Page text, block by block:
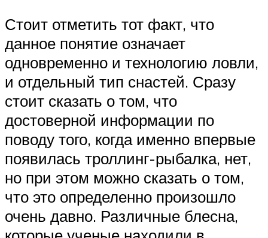
Стоит отметить тот факт, что
данное понятие означает
одновременно и технологию ловли,
и отдельный тип снастей. Сразу
стоит сказать о том, что
достоверной информации по
поводу того, когда именно впервые
появилась троллинг-рыбалка, нет,
но при этом можно сказать о том,
что это определенно произошло
очень давно. Различные блесна,